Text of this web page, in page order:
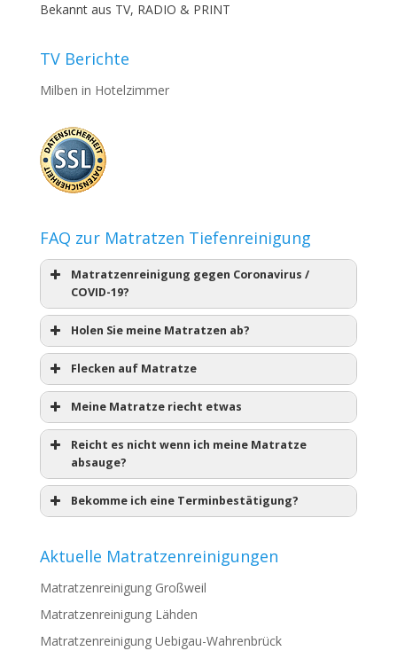
Bekannt aus TV, RADIO & PRINT
TV Berichte
Milben in Hotelzimmer
FAQ zur Matratzen Tiefenreinigung
Matratzenreinigung gegen Coronavirus /
COVID-19?
Holen Sie meine Matratzen ab?
Flecken auf Matratze
Meine Matratze riecht etwas
Reicht es nicht wenn ich meine Matratze
absauge?
Bekomme ich eine Terminbestätigung?
Aktuelle Matratzenreinigungen
Matratzenreinigung Großweil
Matratzenreinigung Lähden
Matratzenreinigung Uebigau-Wahrenbrück